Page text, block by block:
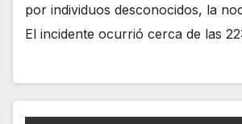
por individuos desconocidos, la
El incidente ocurrió cerca de las